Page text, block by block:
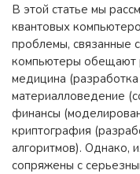
В этой статье мы
квантовых
проблемы, связанные
компьютеры обещают
медицина
материалловедение
финансы
криптография
алгоритмов). Однако,
сопряжены с